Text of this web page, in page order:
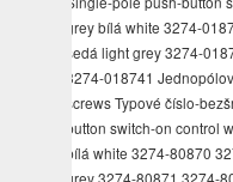
grey bílá white 3274-
šedá light grey 3274-
3274-018741
screws Typové číslo-
button switch-on control
bílá white 3274-80870